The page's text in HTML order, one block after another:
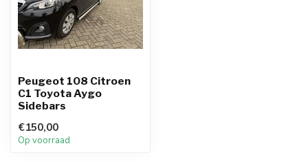
Peugeot 108 Citroen
C1 Toyota Aygo
Sidebars
€150,00
Op voorraad